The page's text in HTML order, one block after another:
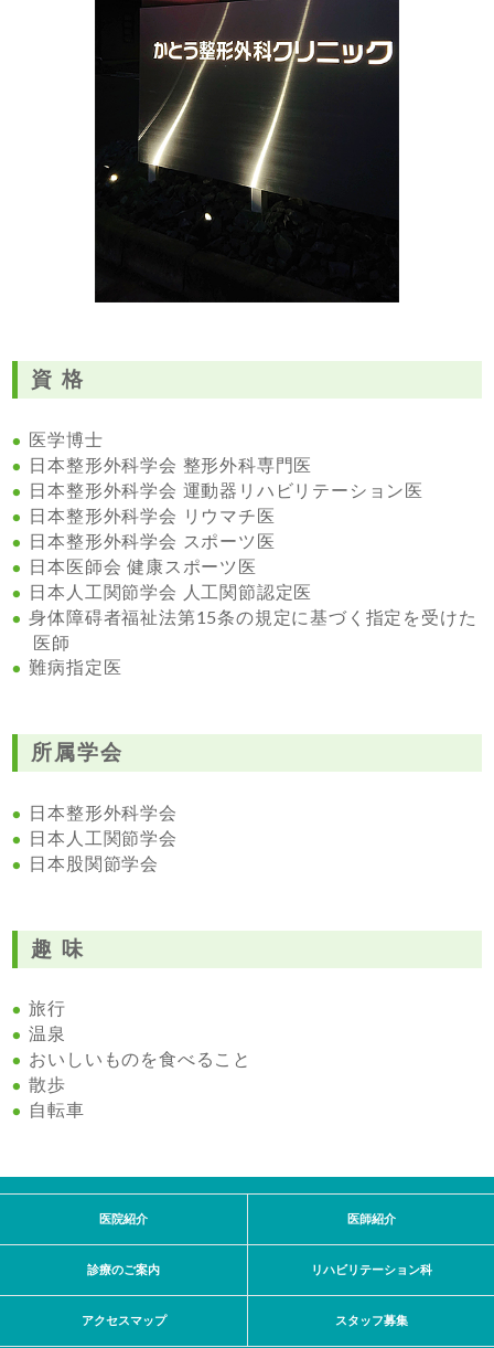
資 格
医学博士
日本整形外科学会 整形外科専門医
日本整形外科学会 運動器リハビリテーション医
日本整形外科学会 リウマチ医
日本整形外科学会 スポーツ医
日本医師会 健康スポーツ医
日本人工関節学会 人工関節認定医
身体障碍者福祉法第15条の規定に基づく指定を受けた
医師
難病指定医
所属学会
日本整形外科学会
日本人工関節学会
日本股関節学会
趣 味
旅行
温泉
おいしいものを食べること
散歩
自転車
医院紹介 医師紹介
診療のご案内 リハビリテーション科
アクセスマップ スタッフ募集